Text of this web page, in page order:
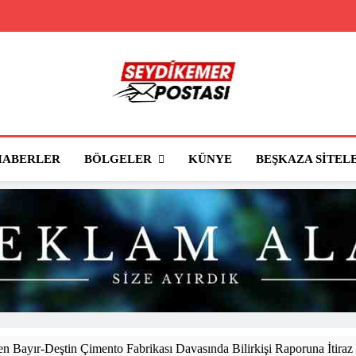
Seydikemer
BÖLGELER KÜNYE BEŞKAZA
Bayır-Deştin Çimento Fabrikası Davasında Bilirkişi Raporuna İtiraz